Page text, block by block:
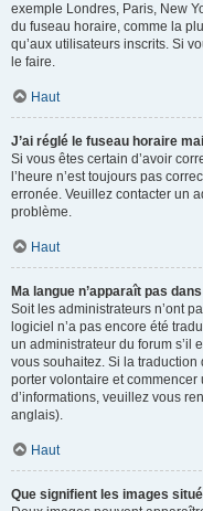
exemple Londres, Paris, New
du fuseau horaire, comme la
qu’aux utilisateurs inscrits. Si
le faire.
Haut
J’ai réglé le fuseau horaire
Si vous êtes certain d’avoir
l’heure n’est toujours pas
erronée. Veuillez contacter un
problème.
Haut
Ma langue n’apparaît pas
Soit les administrateurs n’ont
logiciel n’a pas encore été
un administrateur du forum s’il
vous souhaitez. Si la traduction
porter volontaire et
d’informations, veuillez vous
anglais).
Haut
Que signifient les images